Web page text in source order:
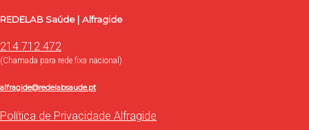
REDELAB Saúde | Alfragide
214 712 472
(Chamada para rede fixa nacional)
alfragide@redelabsaude.pt
Política de Privacidade Alfragide